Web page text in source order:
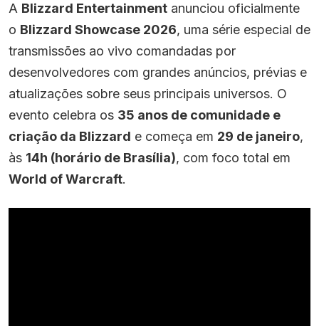
A Blizzard Entertainment anunciou oficialmente
o Blizzard Showcase 2026, uma série especial de
transmissões ao vivo comandadas por
desenvolvedores com grandes anúncios, prévias e
atualizações sobre seus principais universos. O
evento celebra os 35 anos de comunidade e
criação da Blizzard e começa em 29 de janeiro,
às 14h (horário de Brasília), com foco total em
World of Warcraft.